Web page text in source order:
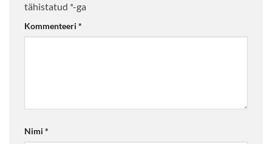
tähistatud *-ga
Kommenteeri *
Nimi *